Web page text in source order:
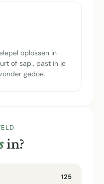
oplossen in
of sap., past in je
gedoe.
in?
125